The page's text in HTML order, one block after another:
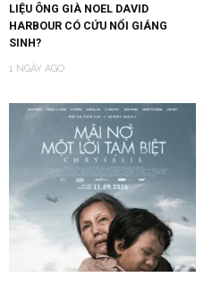
LIỆU ÔNG GIÀ NOEL DAVID
HARBOUR CÓ CỨU NỔI GIÁNG
SINH?
1 NGÀY AGO